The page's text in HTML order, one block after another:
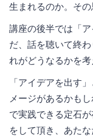
生まれるのか。その
講座の後半では「
だ、話を聴いて終
れがどうなるかを考
「アイデアを出す
メージがあるかも
で実践できる定石
をして頂き、あた